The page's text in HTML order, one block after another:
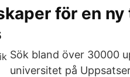
för en
Sök bland över 30000
universitet på